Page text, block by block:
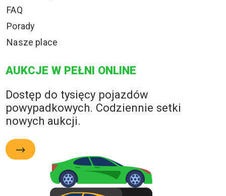
FAQ
Porady
Nasze place
AUKCJE W PEŁNI ONLINE
Dostęp do tysięcy pojazdów
powypadkowych. Codziennie setki
nowych aukcji.